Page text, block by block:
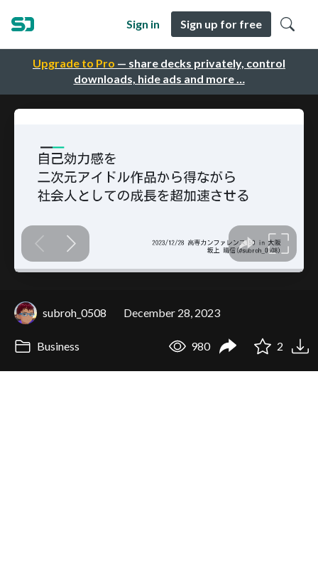
Upgrade to Pro — share decks privately, control
downloads, hide ads and more …
Sign in Sign up for free
subroh_0508 December 28, 2023
Business 980 2